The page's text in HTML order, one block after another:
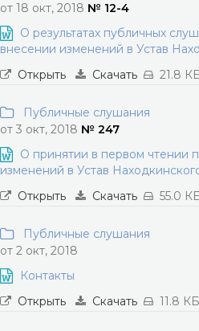
от 18 окт, 2018 № 12-4
О результатах публичных
внесении изменений в Устав
Открыть
Скачать 21.8
Публичные слушания
от 3 окт, 2018 № 247
О принятии в первом чтении
изменений в Устав
Открыть
Скачать 55.0
Публичные слушания
от 2 окт, 2018
Контакты
Открыть
Скачать 11.8 КБ